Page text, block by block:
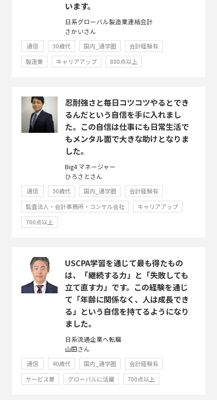
います。
日系グローバル製造業連結会計
さかいさん
通信 30歳代 国内_通学圏
会計経験有
製造業
キャリアアップ 800点以上
忍耐強さと毎日コツコツやるとでき
るんだという自信を手に入れまし
た。この自信は仕事にも日常生活で
もメンタル面で大きな助けとなりま
した。
Big4 マネージャー
ひろさとさん
通信 30歳代 国内_通学圏
会計経験有
監査法人・会計事務所・コンサル会社
キャリアアップ
700点以上
USCPA学習を通じて最も得たもの
は、「継続する力」と「失敗しても
立て直す力」です。この経験を通じ
て「年齢に関係なく、人は成長でき
る」という自信を持てるようになり
ました。
日系流通企業へ転職
山田さん
通信 40歳代 国内_通学圏
会計経験有
サービス業
グローバルに活躍 700点以上